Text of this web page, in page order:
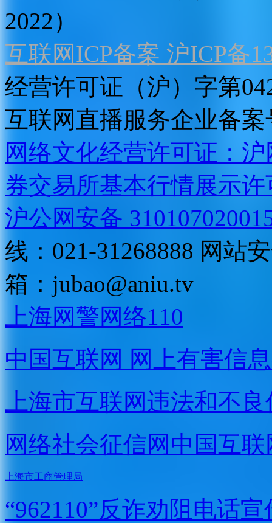
2022）
互联网ICP备案 沪ICP备
经营许可证（沪）字第
互联网直播服务企业备案
网络文化经营许可证：
券交易所基本行情展示许
沪公网安备
线：021-31268888 网站
箱： jubao@aniu.tv
上海网警网络110
中国互联网 网上有害信
上海市互联网违法和不
网络社会征信网 中国互
上海市工商管理局
“962110”反诈劝阻电话宣